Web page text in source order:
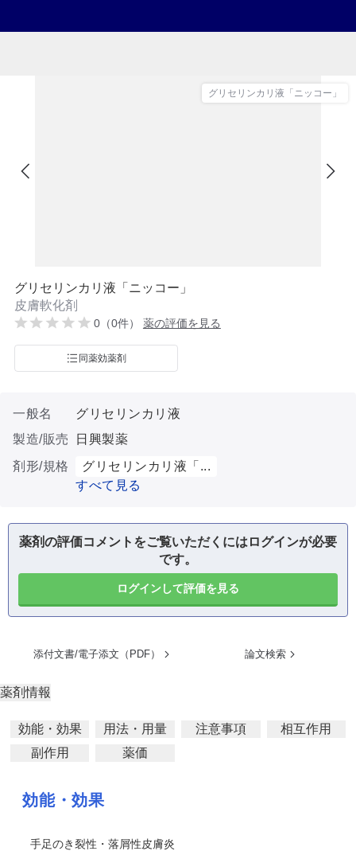
グリセリンカリ液「ニッコー」
グリセリンカリ液「ニッコー」
皮膚軟化剤
0（0件） 薬の評価を見る
同薬効薬剤
一般名
グリセリンカリ液
製造/販売
日興製薬
剤形/規格
グリセリンカリ液「...
すべて見る
薬剤の評価コメントをご覧いただくにはログインが必要
です。
ログインして評価を見る
添付文書/電子添文（PDF） 論文検索
薬剤情報
効能・効果 用法・用量 注意事項
相互作用
副作用
薬価
効能・効果
手足のき裂性・落屑性皮膚炎